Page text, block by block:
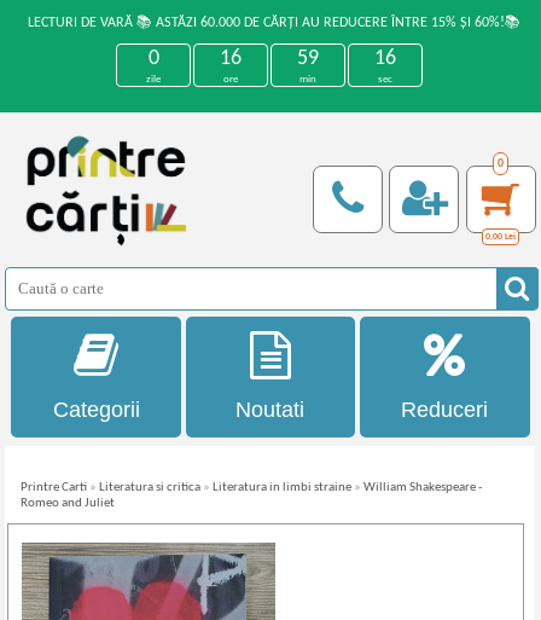
LECTURI DE VARĂ 📚 ASTĂZI 60.000 DE CĂRȚI AU REDUCERE ÎNTRE 15% ȘI 60%!📚
0
zile
16
ore
59
min
16
sec
0
0,00 Lei
Categorii Noutati Reduceri
Printre Carti » Literatura si critica » Literatura in limbi straine »William Shakespeare -
Romeo and Juliet